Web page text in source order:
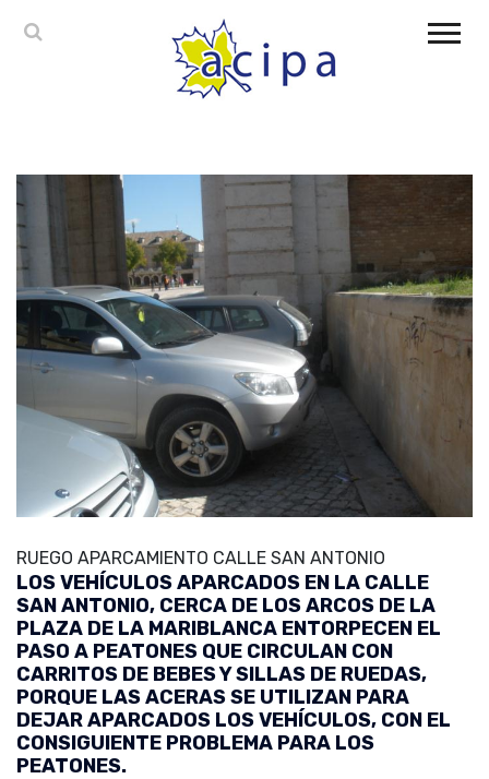
RUEGO APARCAMIENTO CALLE SAN ANTONIO
LOS VEHÍCULOS APARCADOS EN LA CALLE
SAN ANTONIO, CERCA DE LOS ARCOS DE LA
PLAZA DE LA MARIBLANCA ENTORPECEN EL
PASO A PEATONES QUE CIRCULAN CON
CARRITOS DE BEBES Y SILLAS DE RUEDAS,
PORQUE LAS ACERAS SE UTILIZAN PARA
DEJAR APARCADOS LOS VEHÍCULOS, CON EL
CONSIGUIENTE PROBLEMA PARA LOS
PEATONES.